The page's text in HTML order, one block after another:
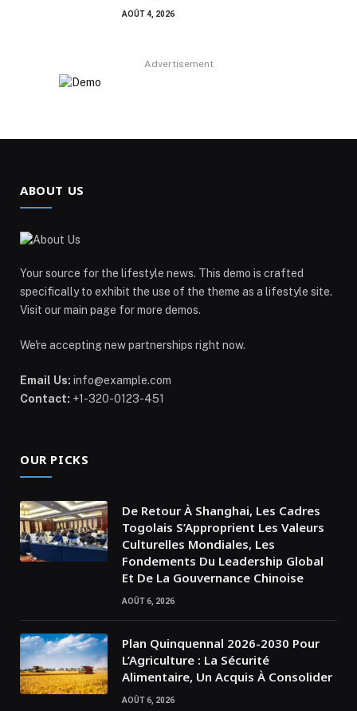
AOÛT 4, 2026
Advertisement
ABOUT US
Your source for the lifestyle news. This demo is crafted
specifically to exhibit the use of the theme as a lifestyle site.
Visit our main page for more demos.
We're accepting new partnerships right now.
Email Us: info@example.com
Contact: +1-320-0123-451
OUR PICKS
De Retour À Shanghai, Les Cadres
Togolais S’Approprient Les Valeurs
Culturelles Mondiales, Les
Fondements Du Leadership Global
Et De La Gouvernance Chinoise
AOÛT 6, 2026
Plan Quinquennal 2026-2030 Pour
L’Agriculture : La Sécurité
Alimentaire, Un Acquis À Consolider
AOÛT 6, 2026